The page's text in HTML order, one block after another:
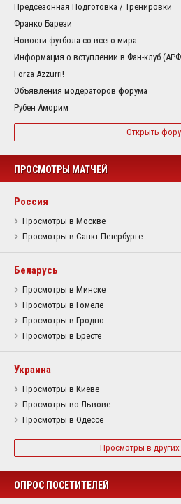
Предсезонная Подготовка / Тренировки
Франко Барези
Новости футбола со всего мира
Информация о вступлении в Фан-клуб
Forza Azzurri!
Объявления модераторов форума
Рубен Аморим
Открыть
ПРОСМОТРЫ МАТЧЕЙ
Россия
Просмотры в Москве
Просмотры в Санкт-Петербурге
Беларусь
Просмотры в Минске
Просмотры в Гомеле
Просмотры в Гродно
Просмотры в Бресте
Украина
Просмотры в Киеве
Просмотры во Львове
Просмотры в Одессе
Просмотры в других
ОПРОС ПОСЕТИТЕЛЕЙ